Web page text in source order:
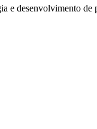
desenvolvimento